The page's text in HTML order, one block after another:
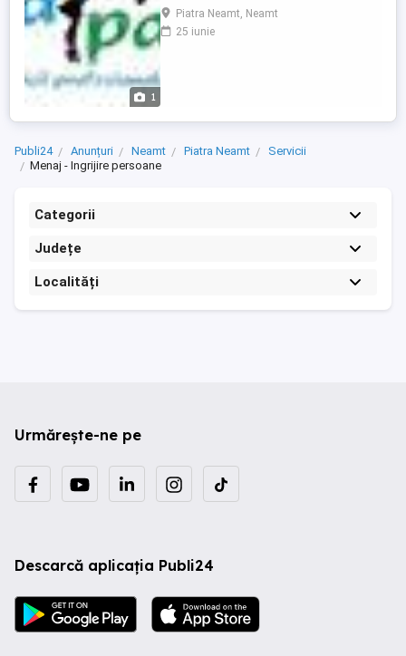
1
pentru asociatii de proprietari si nu numai.
Oferta personalizata in functie de cerere si
locatii. Detalii si informatii la numarul de
Piatra Neamt, Neamt
25 iunie
Publi24 Anunțuri Neamt Piatra Neamt
Servicii
Menaj - Ingrijire persoane
Categorii
Județe
Localități
Urmărește-ne pe
Descarcă aplicația Publi24